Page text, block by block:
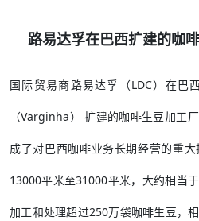
路易达孚在巴西扩建的咖
国际贸易商路易达孚（LDC）在巴
（Varginha） 扩建的咖啡生豆加工
成了对巴西咖啡业务长期经营的重
13000平米至31000平米，大约相当
加工和处理超过250万袋咖啡生豆，